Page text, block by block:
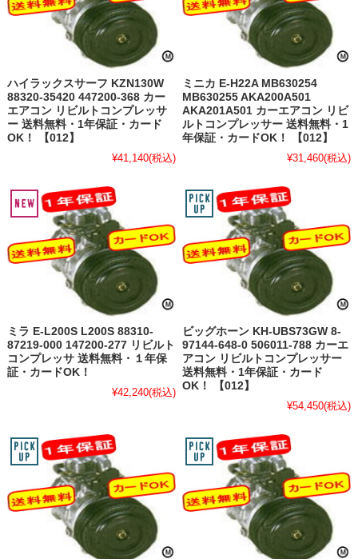
ハイラックスサーフ KZN130W
88320-35420 447200-368 カー
エアコン リビルトコンプレッサ
ー 送料無料・1年保証・カード
OK！ 【012】
¥41,140(税込)
ミニカ E-H22A MB630254
MB630255 AKA200A501
AKA201A501 カーエアコン リビ
ルトコンプレッサー 送料無料・1
年保証・カードOK！ 【012】
¥31,460(税込)
ミラ E-L200S L200S 88310-
87219-000 147200-277 リビルト
コンプレッサ 送料無料・１年保
証・カードOK！
¥42,240(税込)
ビッグホーン KH-UBS73GW 8-
97144-648-0 506011-788 カーエ
アコン リビルトコンプレッサー
送料無料・1年保証・カード
OK！ 【012】
¥54,450(税込)